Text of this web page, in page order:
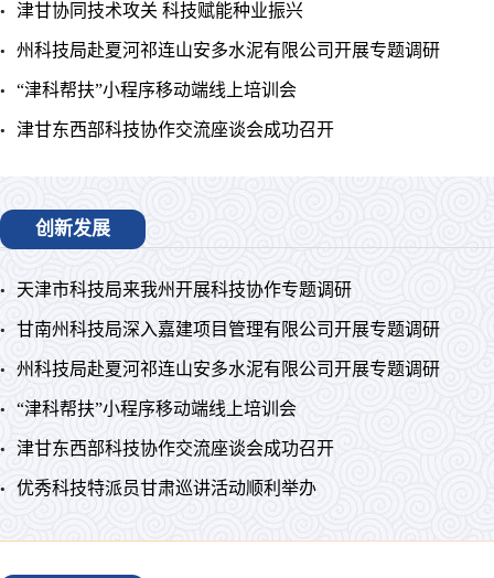
津甘协同技术攻关 科技赋能种业振兴
州科技局赴夏河祁连山安多水泥有限公司开展专题调研
“津科帮扶”小程序移动端线上培训会
津甘东西部科技协作交流座谈会成功召开
创新发展
天津市科技局来我州开展科技协作专题调研
甘南州科技局深入嘉建项目管理有限公司开展专题调研
州科技局赴夏河祁连山安多水泥有限公司开展专题调研
“津科帮扶”小程序移动端线上培训会
津甘东西部科技协作交流座谈会成功召开
优秀科技特派员甘肃巡讲活动顺利举办